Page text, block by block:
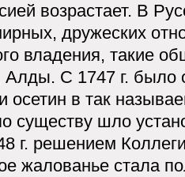
возрастает. В
дружеских
владения, такие
С 1747 г. было
осетин в так
существу шло
г. решением
жалованье стала